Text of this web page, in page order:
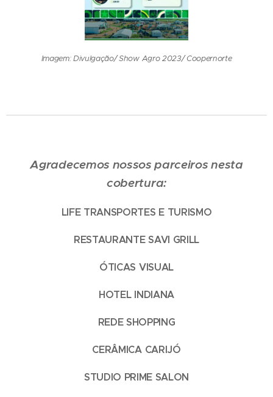
Imagem: Divulgação/ Show Agro 2023/ Coopernorte
Agradecemos nossos parceiros nesta
cobertura:
LIFE TRANSPORTES E TURISMO
RESTAURANTE SAVI GRILL
ÓTICAS VISUAL
HOTEL INDIANA
REDE SHOPPING
CERÂMICA CARIJÓ
STUDIO PRIME SALON